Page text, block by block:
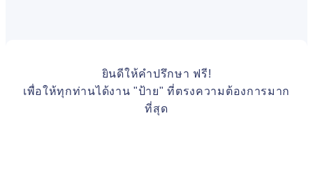
ยินดีให้คำปรึกษา ฟรี!
เพื่อให้ทุกท่านได้งาน "ป้าย" ที่ตรงความต้องการมาก
ที่สุด